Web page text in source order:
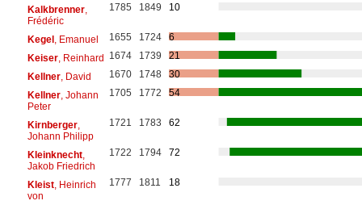
Kalkbrenner,
Frédéric
1785 1849 10
Kegel, Emanuel 1655 1724
6
Keiser, Reinhard 1674 1739
21
Kellner, David 1670 1748
30
Kellner, Johann
Peter
1705 1772 54
Kirnberger,
Johann Philipp
1721 1783 62
Kleinknecht,
Jakob Friedrich
1722 1794 72
Kleist, Heinrich
von
1777 1811 18